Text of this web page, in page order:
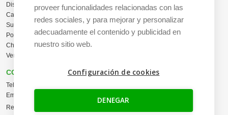
proveer funcionalidades relacionadas con las
redes sociales, y para mejorar y personalizar
adecuadamente el contenido y publicidad en
nuestro sitio web.
Configuración de cookies
DENEGAR
Diseña en línea ahora
Camisetas personalizadas
Sudaderas personalizadas
Polos personalizados
Chaquetas Softshell
Ver todas las categorías
CONTACTO
Tel:
Email:
Registro y cupones descuento